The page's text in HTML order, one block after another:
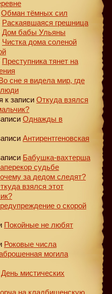
Обман тёмных сил
Раскаявшаяся грешница
Дом бабы Ульяны
Чистка дома соленой
Преступника тянет на
сне я видела мир, где
к записи Откуда взялся
Однажды в
Антирентгеновская
Бабушка-вахтерша
судьбе
за дедом следят?
взялся этот
о скорой
Покойные не любят
Роковые числа
могила
День мистических
на кладбищенскую